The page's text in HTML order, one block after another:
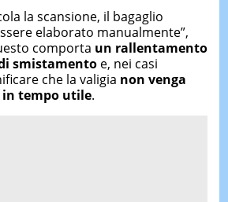
la scansione, il bagaglio
elaborato manualmente”,
comporta un rallentamento
smistamento e, nei casi
che la valigia non venga
in tempo utile.